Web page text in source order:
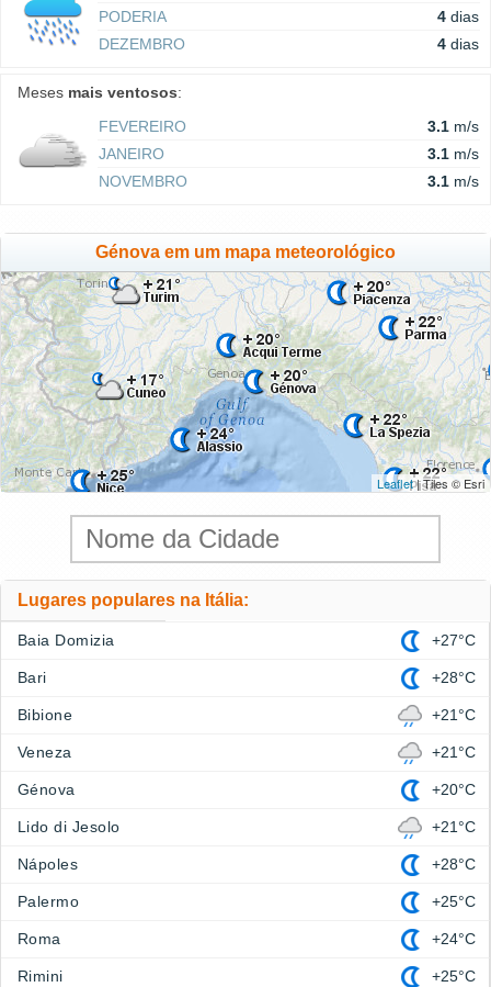
PODERIA
4 dias
DEZEMBRO
4 dias
Meses mais ventosos:
FEVEREIRO
3.1 m/s
JANEIRO
3.1 m/s
NOVEMBRO
3.1 m/s
Génova em um mapa meteorológico
Leaflet| Tiles © Esri
Lugares populares na Itália:
Baia Domizia +27°C
Bari +28°C
Bibione +21°C
Veneza +21°C
Génova +20°C
Lido di Jesolo +21°C
Nápoles +28°C
Palermo +25°C
Roma +24°C
Rimini +25°C